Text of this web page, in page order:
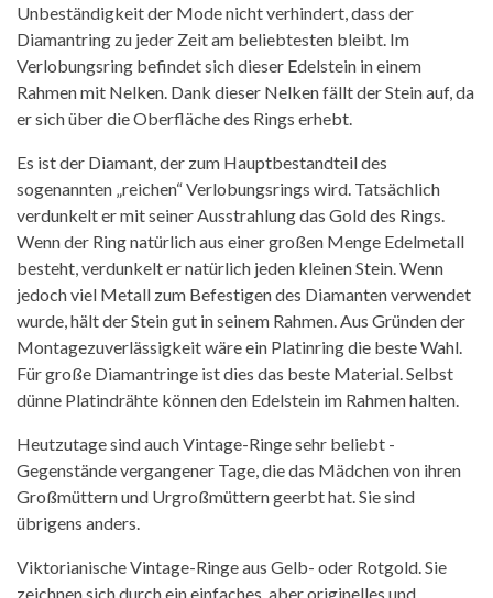
Unbeständigkeit der Mode nicht verhindert, dass der
Diamantring zu jeder Zeit am beliebtesten bleibt. Im
Verlobungsring befindet sich dieser Edelstein in einem
Rahmen mit Nelken. Dank dieser Nelken fällt der Stein auf, da
er sich über die Oberfläche des Rings erhebt.
Es ist der Diamant, der zum Hauptbestandteil des
sogenannten „reichen“ Verlobungsrings wird. Tatsächlich
verdunkelt er mit seiner Ausstrahlung das Gold des Rings.
Wenn der Ring natürlich aus einer großen Menge Edelmetall
besteht, verdunkelt er natürlich jeden kleinen Stein. Wenn
jedoch viel Metall zum Befestigen des Diamanten verwendet
wurde, hält der Stein gut in seinem Rahmen. Aus Gründen der
Montagezuverlässigkeit wäre ein Platinring die beste Wahl.
Für große Diamantringe ist dies das beste Material. Selbst
dünne Platindrähte können den Edelstein im Rahmen halten.
Heutzutage sind auch Vintage-Ringe sehr beliebt -
Gegenstände vergangener Tage, die das Mädchen von ihren
Großmüttern und Urgroßmüttern geerbt hat. Sie sind
übrigens anders.
Viktorianische Vintage-Ringe aus Gelb- oder Rotgold. Sie
zeichnen sich durch ein einfaches, aber originelles und